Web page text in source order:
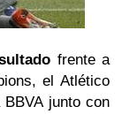
frente a
el Atlético
junto con